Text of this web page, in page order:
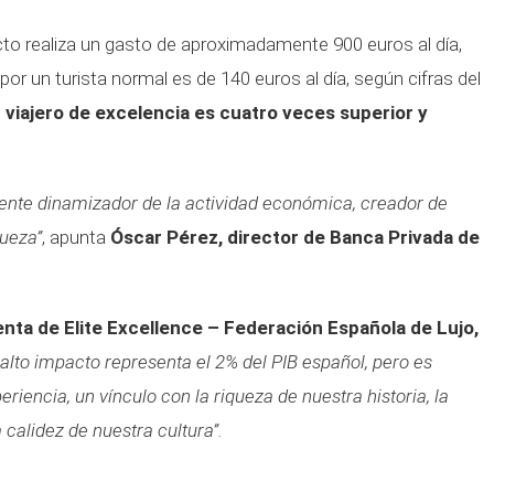
realiza un gasto de aproximadamente 900 euros al día,
un turista normal es de 140 euros al día, según cifras del
viajero de excelencia es cuatro veces superior y
dinamizador de la actividad económica, creador de
, apunta Óscar Pérez, director de Banca Privada de
de Elite Excellence – Federación Española de Lujo,
impacto representa el 2% del PIB español, pero es
un vínculo con la riqueza de nuestra historia, la
de nuestra cultura”.